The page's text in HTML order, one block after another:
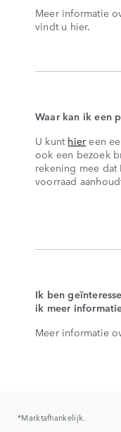
Meer informatie
vindt u hier.
Waar kan ik een
U kunt hier een
ook een bezoek
rekening mee dat
voorraad
Ik ben
ik meer
Meer informatie
*Marktafhankelijk.